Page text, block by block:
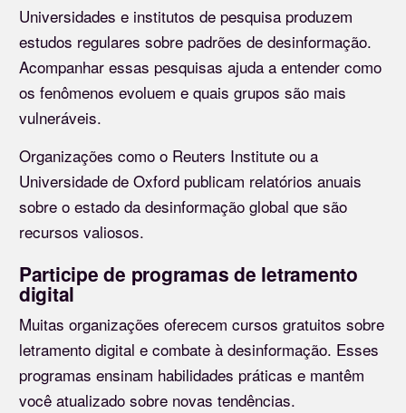
Universidades e institutos de pesquisa produzem
estudos regulares sobre padrões de desinformação.
Acompanhar essas pesquisas ajuda a entender como
os fenômenos evoluem e quais grupos são mais
vulneráveis.
Organizações como o Reuters Institute ou a
Universidade de Oxford publicam relatórios anuais
sobre o estado da desinformação global que são
recursos valiosos.
Participe de programas de letramento
digital
Muitas organizações oferecem cursos gratuitos sobre
letramento digital e combate à desinformação. Esses
programas ensinam habilidades práticas e mantêm
você atualizado sobre novas tendências.